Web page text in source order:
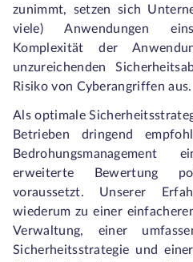
zunimmt, setzen sich
viele) Anwendungen
Komplexität der
unzureichenden
Risiko von Cyberangriffen aus.
Als optimale
Betrieben dringend
erweiterte Bewertung
voraussetzt. Unserer
wiederum zu einer
Verwaltung, einer
Sicherheitsstrategie und